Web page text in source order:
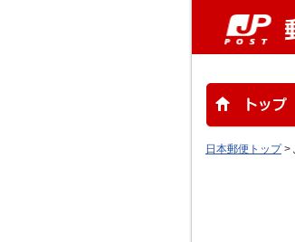
日本郵便トップ>